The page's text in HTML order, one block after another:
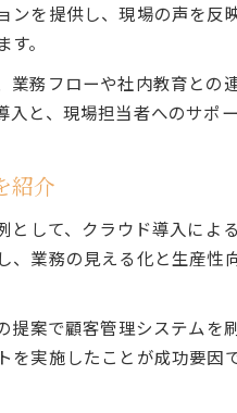
を提供し、現場の声を
。
務フローや社内教育と
と、現場担当者へのサポ
紹介
して、クラウド導入に
業務の見える化と生産
案で顧客管理システム
を実施したことが成功要